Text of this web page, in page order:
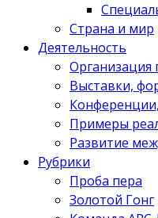
Страна и мир
Деятельность
Организация
Выставки,
Примеры
Развитие
Рубрики
Проба пера
Золотой Гонг